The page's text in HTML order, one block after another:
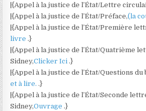
|{Appel à la justice de l’État/Lettre
|{Appel à la justice de l’État/Préface,(la
|{Appel à la justice de l’État/Première
livre .}
|{Appel à la justice de l’État/Quatrième
Sidney,Clicker Ici .}
|{Appel à la justice de l’État/Questions
et à lire. .}
|{Appel à la justice de l’État/Seconde
Sidney,Ouvrage .}